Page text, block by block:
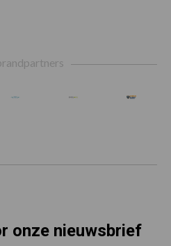
onze nieuwsbrief